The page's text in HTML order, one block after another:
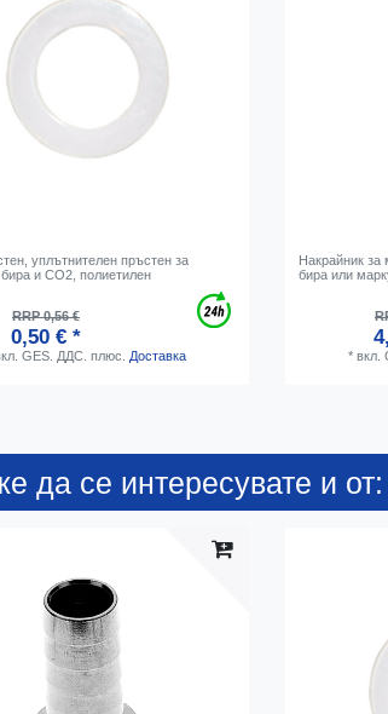
уплътнителен пръстен за
и CO2, полиетилен
RRP 0,56 €
0,50 € *
GES. ДДС. плюс. Доставка
Накрайник за
бира или
* вкл.
да се интересувате и от: